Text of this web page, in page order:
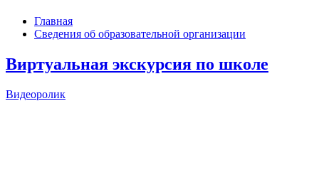
Главная
Сведения об образовательной организации
Виртуальная экскурсия по школе
Видеоролик